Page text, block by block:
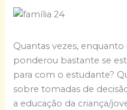
Quantas vezes,
ponderou bastante se
para com o estudante?
sobre tomadas de
a educação da criança/